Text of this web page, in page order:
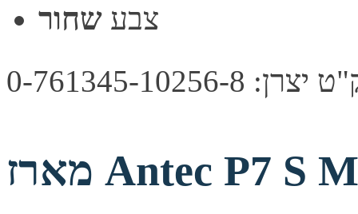
צבע שחור
0-761345-10256-8
מארז Antec P7 S Mid-Tower ATX